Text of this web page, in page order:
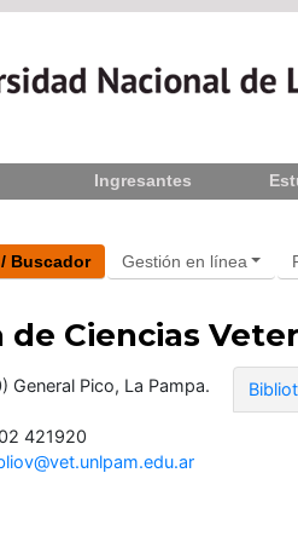
Ingresantes
Buscador Gestión en línea
Ciencias
General Pico, La Pampa.
421920